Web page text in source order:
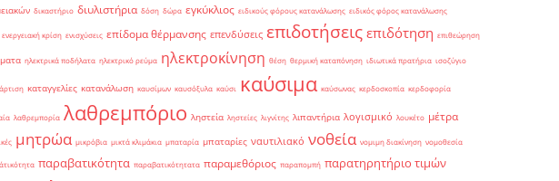
δικαστήριο διυλιστήρια δόση δώρα εγκύκλιος ειδικούς φόρους κατανάλωσης ειδικός φόρος κατανάλωσης
ενεργειακή κρίση ενισχύσεις επίδομα θέρμανσης επενδύσεις επιδοτήσεις επιδότηση επιθεώρηση
ηλεκτρικά ποδήλατα ηλεκτρικό ρεύμα ηλεκτροκίνηση θέση θερμική καταπόνηση ιδιωτικά πρατήρια ισοζύγιο
καταγγελίες κατανάλωση καυσίμων καυσόξυλα καύσι καύσιμα καύσωνας κερδοσκοπία κερδοφορία
λαθρεμπορία λαθρεμπόριο ληστεία ληστείες λιγνίτης λιπαντήρια λογισμικό λουκέτο μέτρα
μητρώα μικρόβια μικτά κλιμάκια μπαταρία μπαταρίες ναυτιλιακό νοθεία νομιμη διακίνηση νομοθεσία
παραβατικότητα παραβατικότητατα παραμεθόριος παραπομπή παρατηρητήριο τιμών